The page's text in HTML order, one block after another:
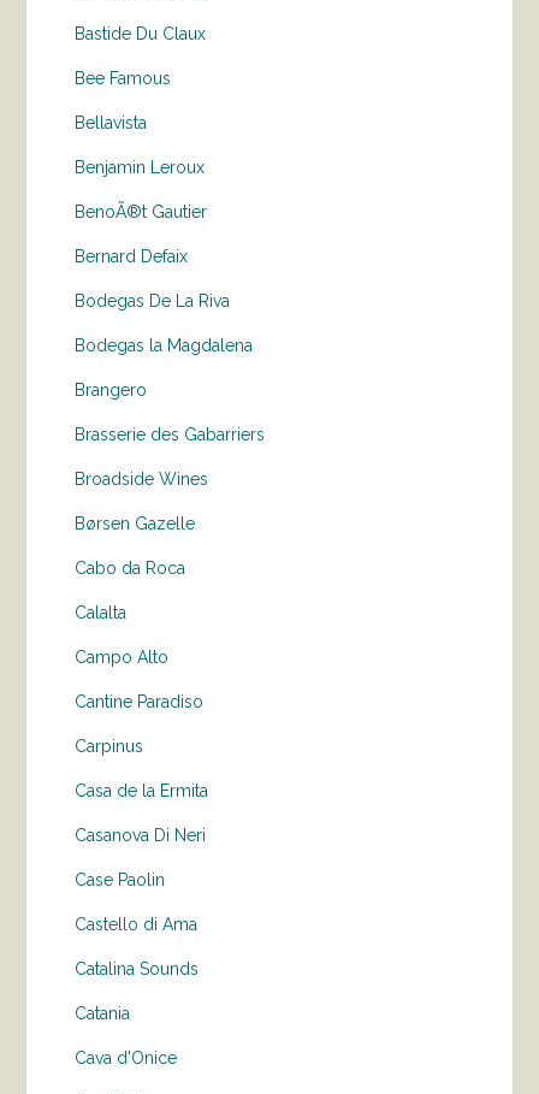
Bastide Du Claux
Bee Famous
Bellavista
Benjamin Leroux
BenoÃ®t Gautier
Bernard Defaix
Bodegas De La Riva
Bodegas la Magdalena
Brangero
Brasserie des Gabarriers
Broadside Wines
Børsen Gazelle
Cabo da Roca
Calalta
Campo Alto
Cantine Paradiso
Carpinus
Casa de la Ermita
Casanova Di Neri
Case Paolin
Castello di Ama
Catalina Sounds
Catania
Cava d'Onice